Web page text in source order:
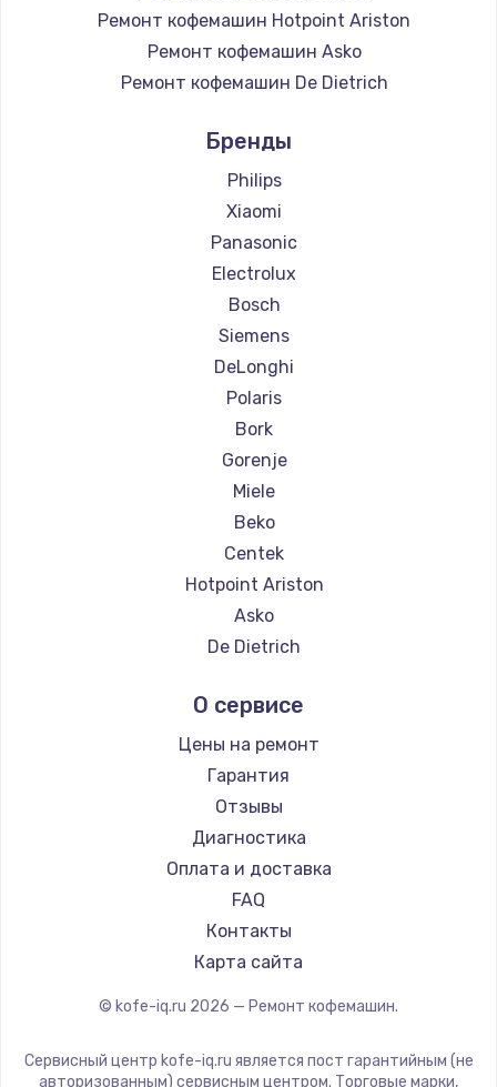
Ремонт кофемашин Hotpoint Ariston
Ремонт кофемашин Asko
Ремонт кофемашин De Dietrich
Ремонт кофемашин Ascaso
Ремонт кофемашин Jura
Ремонт кофемашин Olympia
Ремонт кофемашин Saeco
Ремонт кофемашин La Cimbali
Ремонт кофемашин WMF
Ремонт кофемашин Yamaguchi
Ремонт кофемашин Nivona
Ремонт кофемашин Astoria
Ремонт кофемашин JVC
Ремонт кофемашин Ariston
Ремонт кофемашин Grundig
Ремонт кофемашин ROCKET MOZZAFIATO
Ремонт кофемашин Vivitek
Ремонт кофемашин Thomson
Ремонт кофемашин Hisense
Ремонт кофемашин DELTA
Ремонт кофемашин Kyvol
Ремонт кофемашин RED solution
Ремонт кофемашин Bravilor Bonamat
Ремонт кофемашин Vard
Ремонт кофемашин Tuvio
Ремонт кофемашин Carrera
Ремонт кофемашин Supra
Бренды
Philips
Xiaomi
Panasonic
Electrolux
Bosch
Siemens
DeLonghi
Polaris
Bork
Gorenje
Miele
Beko
Centek
Hotpoint Ariston
Asko
De Dietrich
Ascaso
Jura
Olympia
Saeco
La Cimbali
WMF
Yamaguchi
Nivona
Astoria
ROCKET MOZZAFIATO
О сервисе
Цены на ремонт
Гарантия
Отзывы
Диагностика
Оплата и доставка
FAQ
Контакты
Карта сайта
© kofe-iq.ru 2026 — Ремонт кофемашин.
Сервисный центр kofe-iq.ru является пост гарантийным (не
авторизованным) сервисным центром. Торговые марки,